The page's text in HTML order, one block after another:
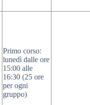
Primo corso:
lunedì dalle ore
15:00 alle
16:30 (25 ore
per ogni
gruppo)